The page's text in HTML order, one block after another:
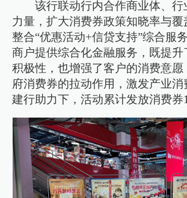
该行联动行内合作商业体、
力量，扩大消费券政策知晓率与覆
整合“优惠活动+信贷支持”综合服
商户提供综合化金融服务，既提升
积极性，也增强了客户的消费意愿
府消费券的拉动作用，激发产业消
建行助力下，活动累计发放消费券